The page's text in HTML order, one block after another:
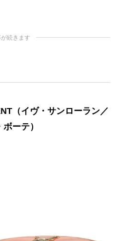
続きます
（イヴ・サンローラン／
ーテ）